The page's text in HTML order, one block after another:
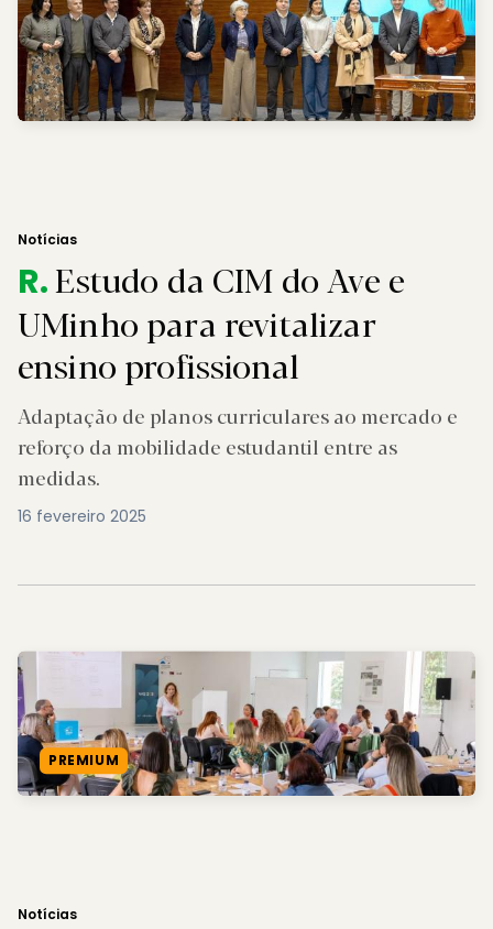
Notícias
R.Estudo da CIM do Ave e
UMinho para revitalizar
ensino profissional
Adaptação de planos curriculares ao mercado e
reforço da mobilidade estudantil entre as
medidas.
16 fevereiro 2025
PREMIUM
Notícias